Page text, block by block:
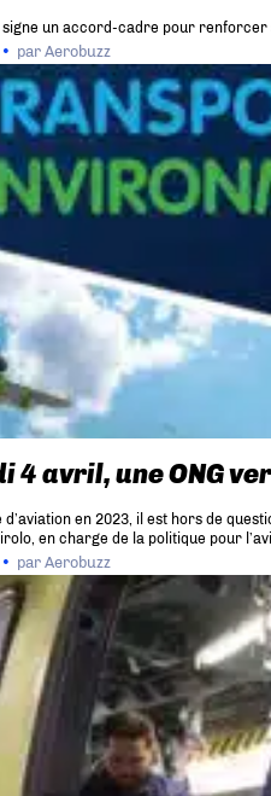
signe un accord-cadre pour renforcer
parAerobuzz
4 avril, une ONG
d’aviation en 2023, il est hors de
en charge de la politique pour
parAerobuzz